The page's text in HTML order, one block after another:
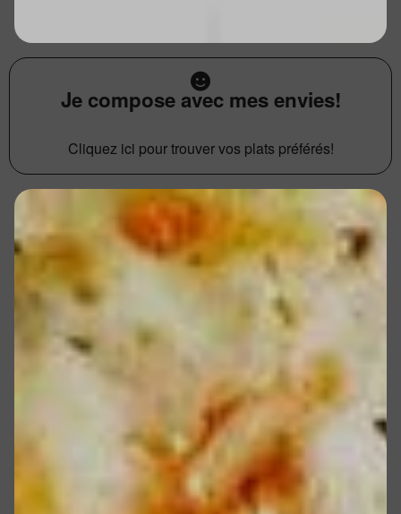
Je compose avec mes envies!
Cliquez ici pour trouver vos plats préférés!